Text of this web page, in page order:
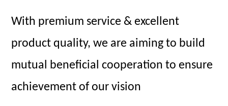
With premium service & excellent
product quality, we are aiming to build
mutual beneficial cooperation to ensure
achievement of our vision